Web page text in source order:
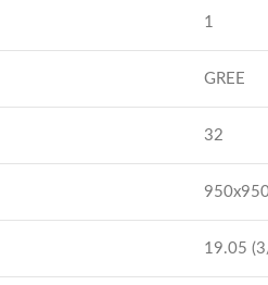
1
GREE
32
19.05